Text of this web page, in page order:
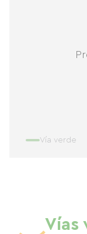
Vía verde
Vías